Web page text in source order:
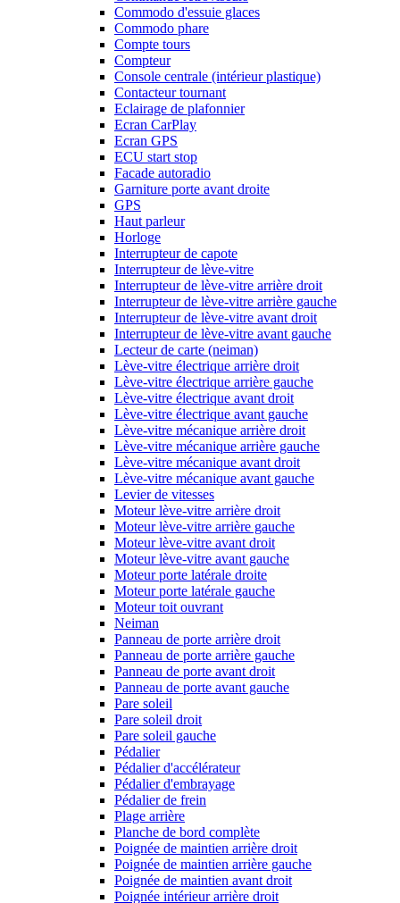
Commodo d'essuie glaces
Commodo phare
Compte tours
Compteur
Console centrale (intérieur plastique)
Contacteur tournant
Eclairage de plafonnier
Ecran CarPlay
Ecran GPS
ECU start stop
Facade autoradio
Garniture porte avant droite
GPS
Haut parleur
Horloge
Interrupteur de capote
Interrupteur de lève-vitre
Interrupteur de lève-vitre arrière droit
Interrupteur de lève-vitre arrière gauche
Interrupteur de lève-vitre avant droit
Interrupteur de lève-vitre avant gauche
Lecteur de carte (neiman)
Lève-vitre électrique arrière droit
Lève-vitre électrique arrière gauche
Lève-vitre électrique avant droit
Lève-vitre électrique avant gauche
Lève-vitre mécanique arrière droit
Lève-vitre mécanique arrière gauche
Lève-vitre mécanique avant droit
Lève-vitre mécanique avant gauche
Levier de vitesses
Moteur lève-vitre arrière droit
Moteur lève-vitre arrière gauche
Moteur lève-vitre avant droit
Moteur lève-vitre avant gauche
Moteur porte latérale droite
Moteur porte latérale gauche
Moteur toit ouvrant
Neiman
Panneau de porte arrière droit
Panneau de porte arrière gauche
Panneau de porte avant droit
Panneau de porte avant gauche
Pare soleil
Pare soleil droit
Pare soleil gauche
Pédalier
Pédalier d'accélérateur
Pédalier d'embrayage
Pédalier de frein
Plage arrière
Planche de bord complète
Poignée de maintien arrière droit
Poignée de maintien arrière gauche
Poignée de maintien avant droit
Poignée intérieur arrière droit